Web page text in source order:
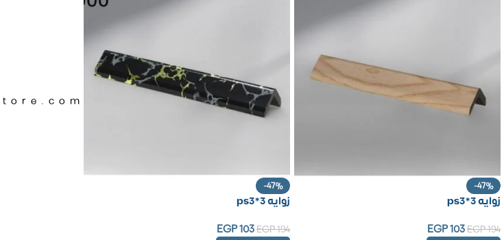
-47%
زوايه ps3*3
EGP194
EGP103
-47%
زوايه ps3*3
EGP194
EGP103